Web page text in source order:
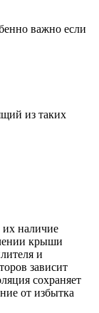
важно если
из таких
наличие
крыши
и
зависит
сохраняет
от избытка